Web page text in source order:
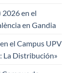
2026 en el
en Gandia
el Campus UPV
La Distribución»